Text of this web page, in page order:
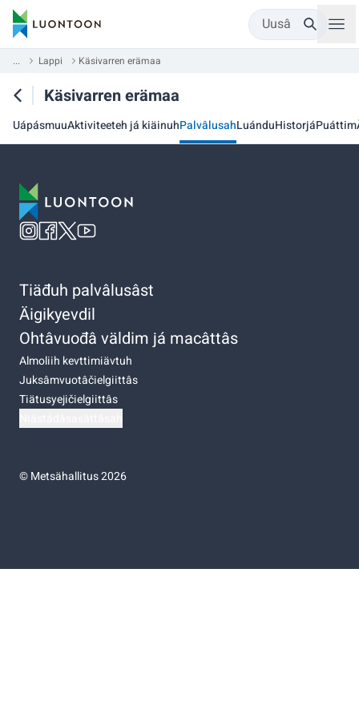
Uusâ
... Lappi Käsivarren erämaa
Käsivarren erämaa
UápásmuuAktiviteeteh já kiäinuhPalvâlusahLuánduHistorjáPuáttim
Tiäđuh palvâlusâst
Äigikyevdil
Ohtâvuođâ väldim já macâttâs
Almoliih kevttimiävtuh
Juksâmvuotâčielgiittâs
Tiätusyejičielgiittâs
©Metsähallitus 2026